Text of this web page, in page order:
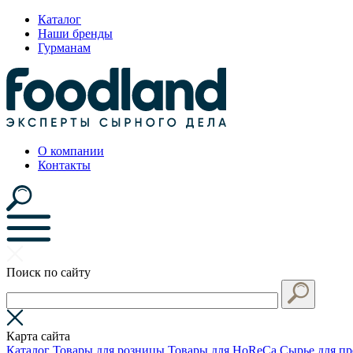
Каталог
Наши бренды
Гурманам
О компании
Контакты
Поиск по сайту
Карта сайта
Каталог Товары для розницы Товары для HoReCa Сырье для